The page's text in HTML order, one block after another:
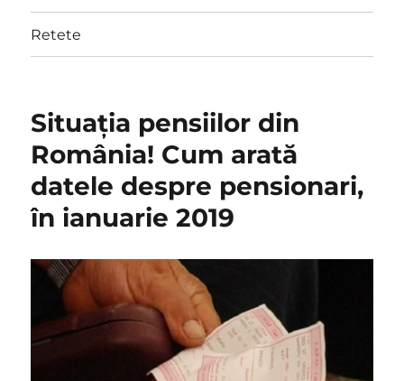
Retete
Situația pensiilor din
România! Cum arată
datele despre pensionari,
în ianuarie 2019